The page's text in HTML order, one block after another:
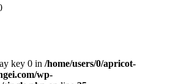
key 0 in /home/users/0/apricot-
wp-